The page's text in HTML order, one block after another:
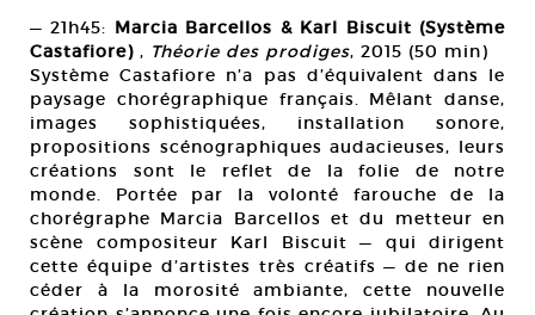
— 21h45: Marcia Barcellos & Karl Biscuit (Système
Castafiore) , Théorie des prodiges, 2015 (50 min)
Système Castafiore n’a pas d’équivalent dans le
paysage chorégraphique français. Mêlant danse,
images sophistiquées, installation sonore,
propositions scénographiques audacieuses, leurs
créations sont le reflet de la folie de notre
monde. Portée par la volonté farouche de la
chorégraphe Marcia Barcellos et du metteur en
scène compositeur Karl Biscuit — qui dirigent
cette équipe d’artistes très créatifs — de ne rien
céder à la morosité ambiante, cette nouvelle